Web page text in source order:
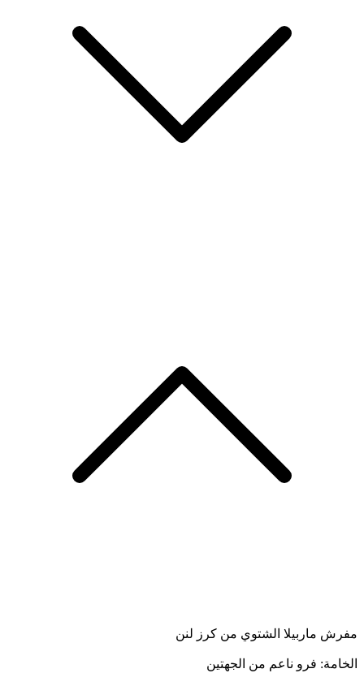
مفرش ماربيلا الشتوي من كرز لنن
الخامة: فرو ناعم من الجهتين